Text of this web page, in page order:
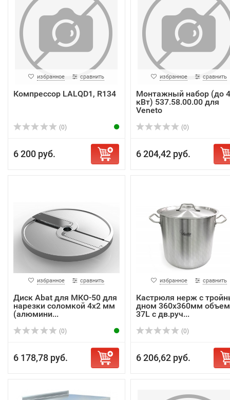
избранное сравнить
Компрессор LALQD1, R134
(0)
6 200 руб.
избранное сравнить
Монтажный набор (до 4
кВт) 537.58.00.00 для
Veneto
(0)
6 204,42 руб.
избранное сравнить
Диск Abat для МКО-50 для
нарезки соломкой 4х2 мм
(алюмини...
(0)
6 178,78 руб.
избранное сравнить
Кастрюля нерж с
дном 360х360мм объем
37L с дв.руч...
(0)
6 206,62 руб.